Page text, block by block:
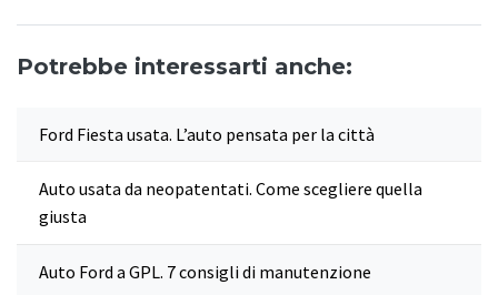
Potrebbe interessarti anche:
Ford Fiesta usata. L’auto pensata per la città
Auto usata da neopatentati. Come scegliere quella
giusta
Auto Ford a GPL. 7 consigli di manutenzione